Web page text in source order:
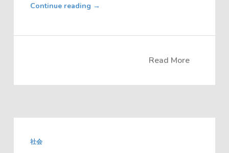
Continue reading →
Read More
社会